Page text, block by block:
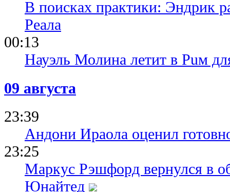
В поисках практики: Эндрик
Реала
00:13
Науэль Молина летит в Puм
09 августа
23:39
Андони Ираола оценил
23:25
Маркус Рэшфорд вернулся в
Юнайтед